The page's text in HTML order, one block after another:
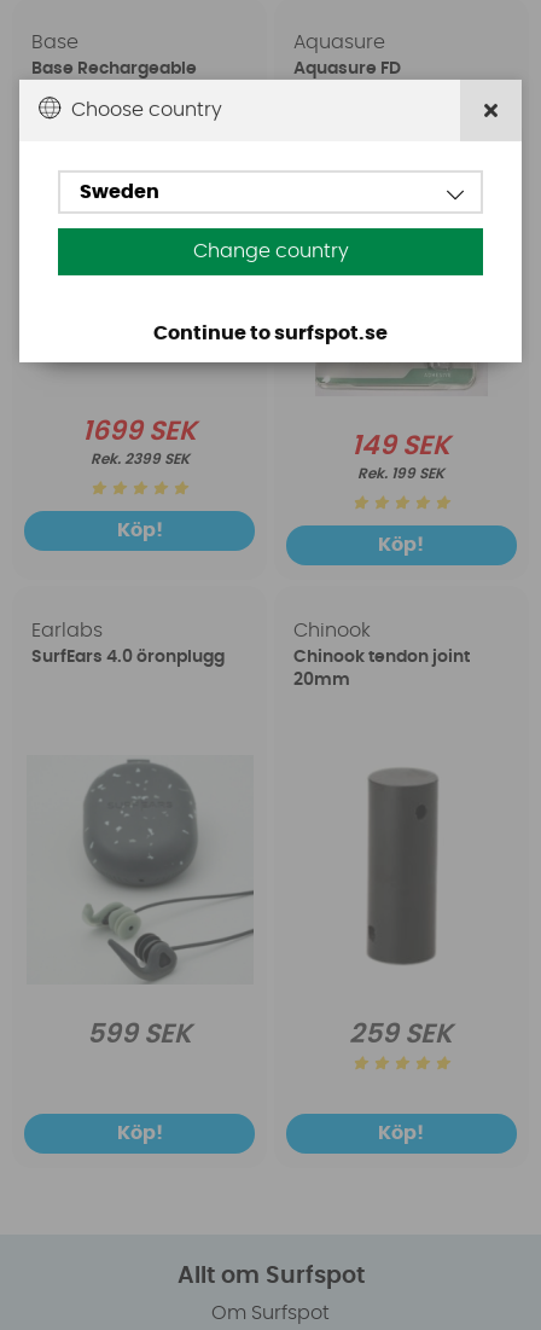
Base
Base Rechargeable
1699 SEK
2399 SEK
Köp!
Aquasure
Aquasure FD
149 SEK
199 SEK
Köp!
Earlabs
SurfEars 4.0 öronplugg
599 SEK
Köp!
Chinook
Chinook tendon joint
20mm
259 SEK
Köp!
Allt om Surfspot
Om Surfspot
Choose country
Sweden
Change country
Continue to surfspot.se